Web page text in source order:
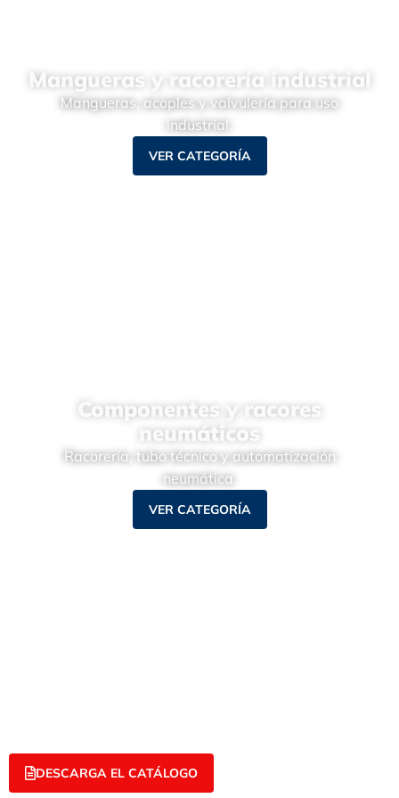
Mangueras y racorería industrial
Mangueras, acoples y valvulería para uso
industrial.
VER CATEGORÍA
Componentes y racores
neumáticos
Racorería, tubo técnico y automatización
neumática.
VER CATEGORÍA
DESCARGA EL CATÁLOGO